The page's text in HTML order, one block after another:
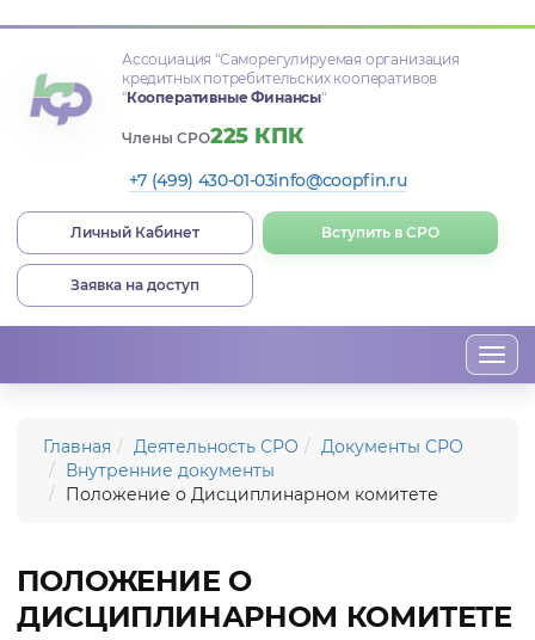
Ассоциация "Саморегулируемая организация
кредитных потребительских кооперативов
"Кооперативные Финансы"
Члены СРО225 КПК
+7 (499) 430-01-03info@coopfin.ru
Личный Кабинет Вступить в СРО
Заявка на доступ
Главная Деятельность СРО
Документы СРО
Внутренние документы
Положение о Дисциплинарном комитете
ПОЛОЖЕНИЕ О
ДИСЦИПЛИНАРНОМ КОМИТЕТЕ